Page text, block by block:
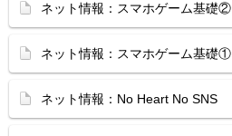
ネット情報：スマホゲーム基礎②
ネット情報：スマホゲーム基礎①
ネット情報：No Heart No SNS